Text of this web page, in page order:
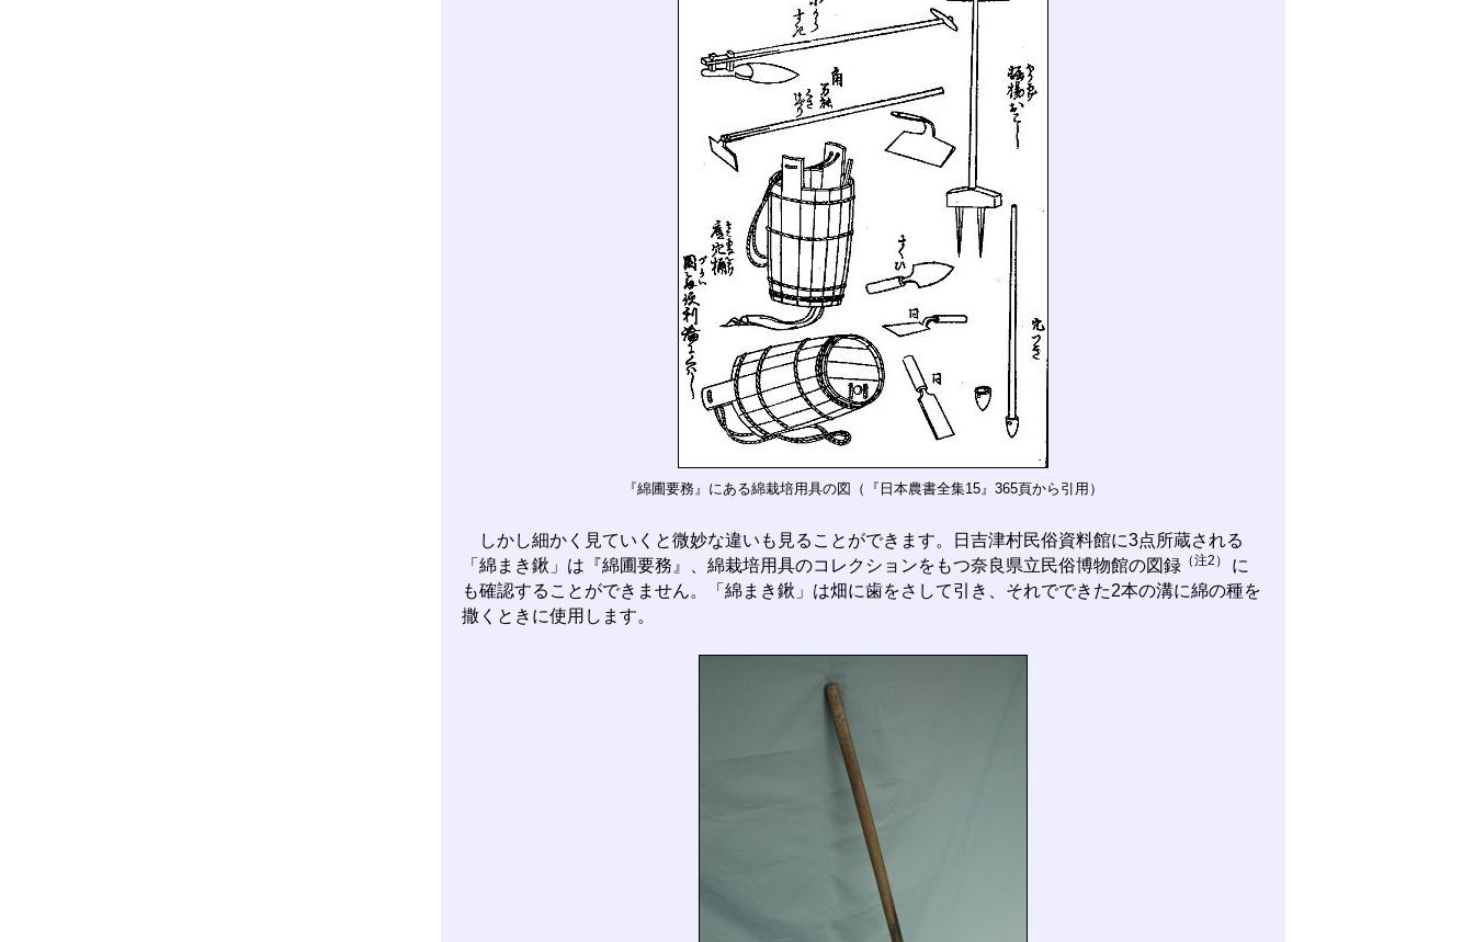
『綿圃要務』にある綿栽培用具の図（『日本農書全集15』365頁から引用）
しかし細かく見ていくと微妙な違いも見ることができます。日吉津村民俗資料館に3点所蔵される
「綿まき鍬」は『綿圃要務』、綿栽培用具のコレクションをもつ奈良県立民俗博物館の図録 （注2） に
も確認することができません。「綿まき鍬」は畑に歯をさして引き、それでできた2本の溝に綿の種を
撒くときに使用します。